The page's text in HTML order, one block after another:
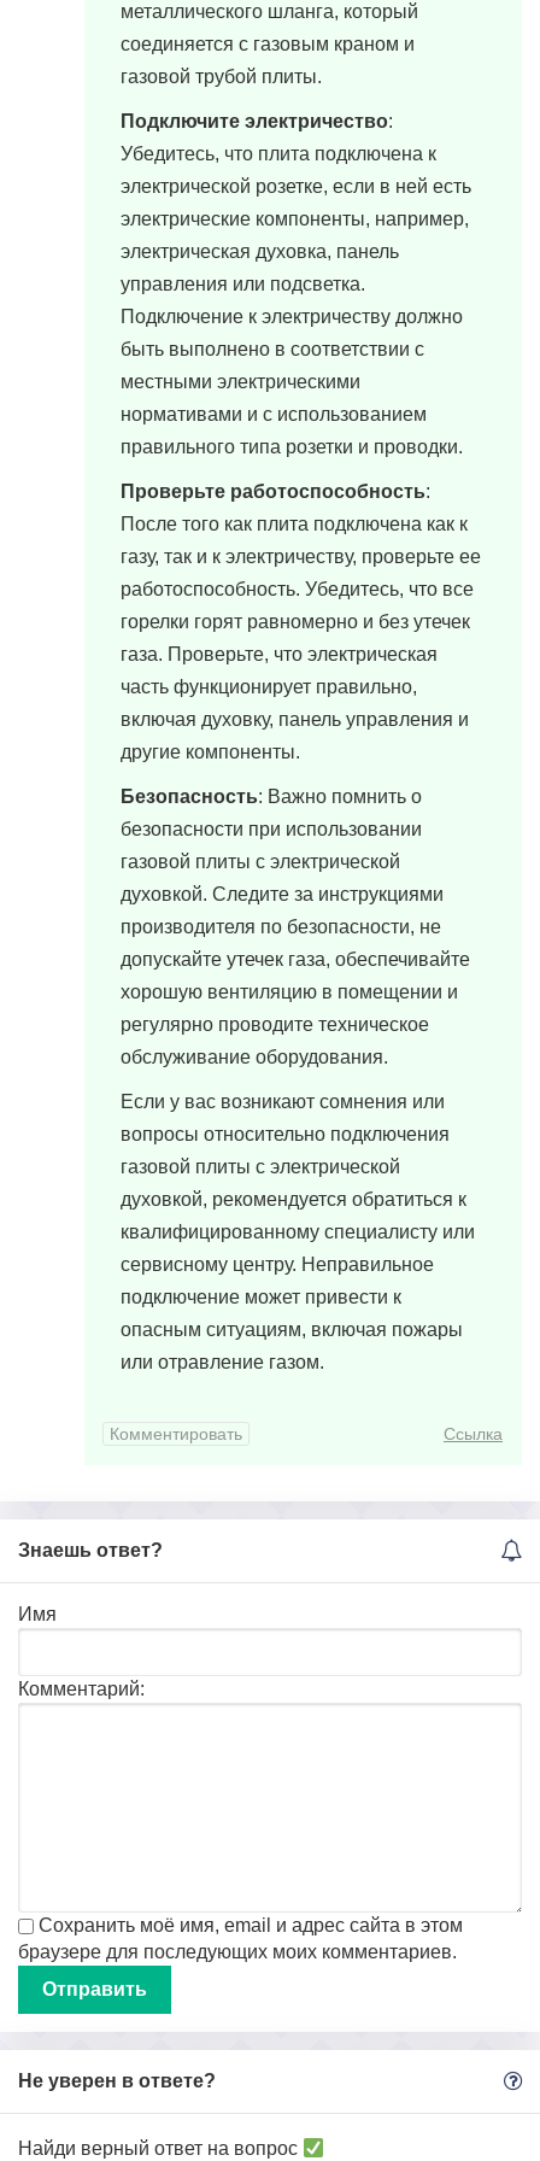
металлического шланга, который
соединяется с газовым краном и
газовой трубой плиты.
Подключите электричество:
Убедитесь, что плита подключена к
электрической розетке, если в ней есть
электрические компоненты, например,
электрическая духовка, панель
управления или подсветка.
Подключение к электричеству должно
быть выполнено в соответствии с
местными электрическими
нормативами и с использованием
правильного типа розетки и проводки.
Проверьте работоспособность:
После того как плита подключена как к
газу, так и к электричеству, проверьте ее
работоспособность. Убедитесь, что все
горелки горят равномерно и без утечек
газа. Проверьте, что электрическая
часть функционирует правильно,
включая духовку, панель управления и
другие компоненты.
Безопасность: Важно помнить о
безопасности при использовании
газовой плиты с электрической
духовкой. Следите за инструкциями
производителя по безопасности, не
допускайте утечек газа, обеспечивайте
хорошую вентиляцию в помещении и
регулярно проводите техническое
обслуживание оборудования.
Если у вас возникают сомнения или
вопросы относительно подключения
газовой плиты с электрической
духовкой, рекомендуется обратиться к
квалифицированному специалисту или
сервисному центру. Неправильное
подключение может привести к
опасным ситуациям, включая пожары
или отравление газом.
Комментировать Ссылка
Знаешь ответ?
Имя
Комментарий:
Сохранить моё имя, email и адрес сайта в этом
браузере для последующих моих комментариев.
Не уверен в ответе?
Найди верный ответ на вопрос